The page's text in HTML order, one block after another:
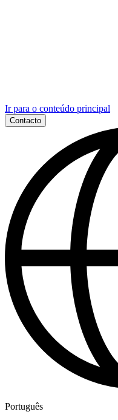
Ir para o conteúdo principal
Contacto
Português